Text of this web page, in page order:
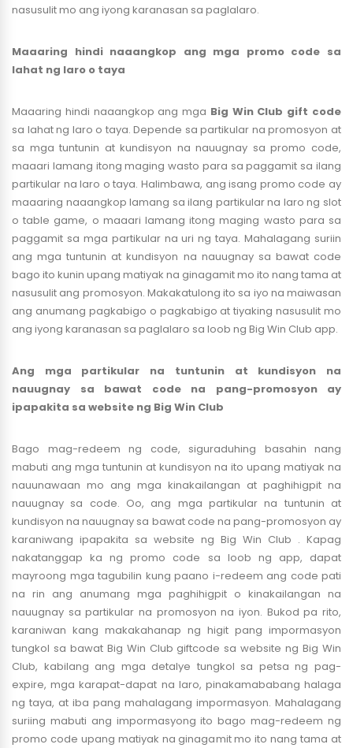
nasusulit mo ang iyong karanasan sa paglalaro.
Maaaring hindi naaangkop ang mga promo code sa
lahat ng laro o taya
Maaaring hindi naaangkop ang mga Big Win Club gift code
sa lahat ng laro o taya. Depende sa partikular na promosyon at
sa mga tuntunin at kundisyon na nauugnay sa promo code,
maaari lamang itong maging wasto para sa paggamit sa ilang
partikular na laro o taya. Halimbawa, ang isang promo code ay
maaaring naaangkop lamang sa ilang partikular na laro ng slot
o table game, o maaari lamang itong maging wasto para sa
paggamit sa mga partikular na uri ng taya. Mahalagang suriin
ang mga tuntunin at kundisyon na nauugnay sa bawat code
bago ito kunin upang matiyak na ginagamit mo ito nang tama at
nasusulit ang promosyon. Makakatulong ito sa iyo na maiwasan
ang anumang pagkabigo o pagkabigo at tiyaking nasusulit mo
ang iyong karanasan sa paglalaro sa loob ng Big Win Club app.
Ang mga partikular na tuntunin at kundisyon na
nauugnay sa bawat code na pang-promosyon ay
ipapakita sa website ng Big Win Club
Bago mag-redeem ng code, siguraduhing basahin nang
mabuti ang mga tuntunin at kundisyon na ito upang matiyak na
nauunawaan mo ang mga kinakailangan at paghihigpit na
nauugnay sa code. Oo, ang mga partikular na tuntunin at
kundisyon na nauugnay sa bawat code na pang-promosyon ay
karaniwang ipapakita sa website ng Big Win Club . Kapag
nakatanggap ka ng promo code sa loob ng app, dapat
mayroong mga tagubilin kung paano i-redeem ang code pati
na rin ang anumang mga paghihigpit o kinakailangan na
nauugnay sa partikular na promosyon na iyon. Bukod pa rito,
karaniwan kang makakahanap ng higit pang impormasyon
tungkol sa bawat Big Win Club giftcode sa website ng Big Win
Club, kabilang ang mga detalye tungkol sa petsa ng pag-
expire, mga karapat-dapat na laro, pinakamababang halaga
ng taya, at iba pang mahalagang impormasyon. Mahalagang
suriing mabuti ang impormasyong ito bago mag-redeem ng
promo code upang matiyak na ginagamit mo ito nang tama at